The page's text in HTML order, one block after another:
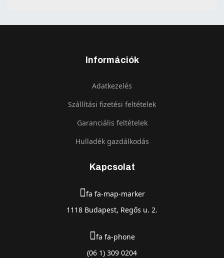
Információk
Adatkezelés
Szállítási fizetési feltételek
Garanciális feltételek
Hulladék gazdálkodás
Kapcsolat
fa fa-map-marker
1118 Budapest, Regős u. 2.
fa fa-phone
(06 1) 309 0204